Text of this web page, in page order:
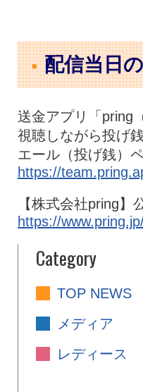
配信当日
送金アプリ「pring
視聴しながら投げ
エール（投げ銭）
https://
【株式会社pring】
https://
Category
TOP NEWS
メディア
レディース